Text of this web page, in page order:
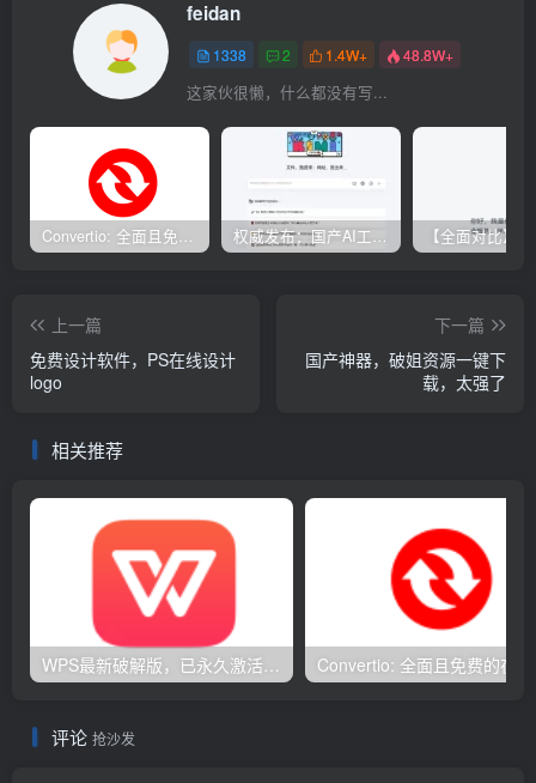
feidan
1338 2 1.4W+ 48.8W+
这家伙很懒，什么都没有写...
Convertio: 全面且免费的在线文件转换工具 权威发布：国产AI工具排行榜TOP10，必备神器一览无余
上一篇
免费设计软件，PS在线设计
logo
下一篇
国产神器，破姐资源一键下
载，太强了
相关推荐
WPS最新破解版，已永久激活，无限制使用！
评论 抢沙发